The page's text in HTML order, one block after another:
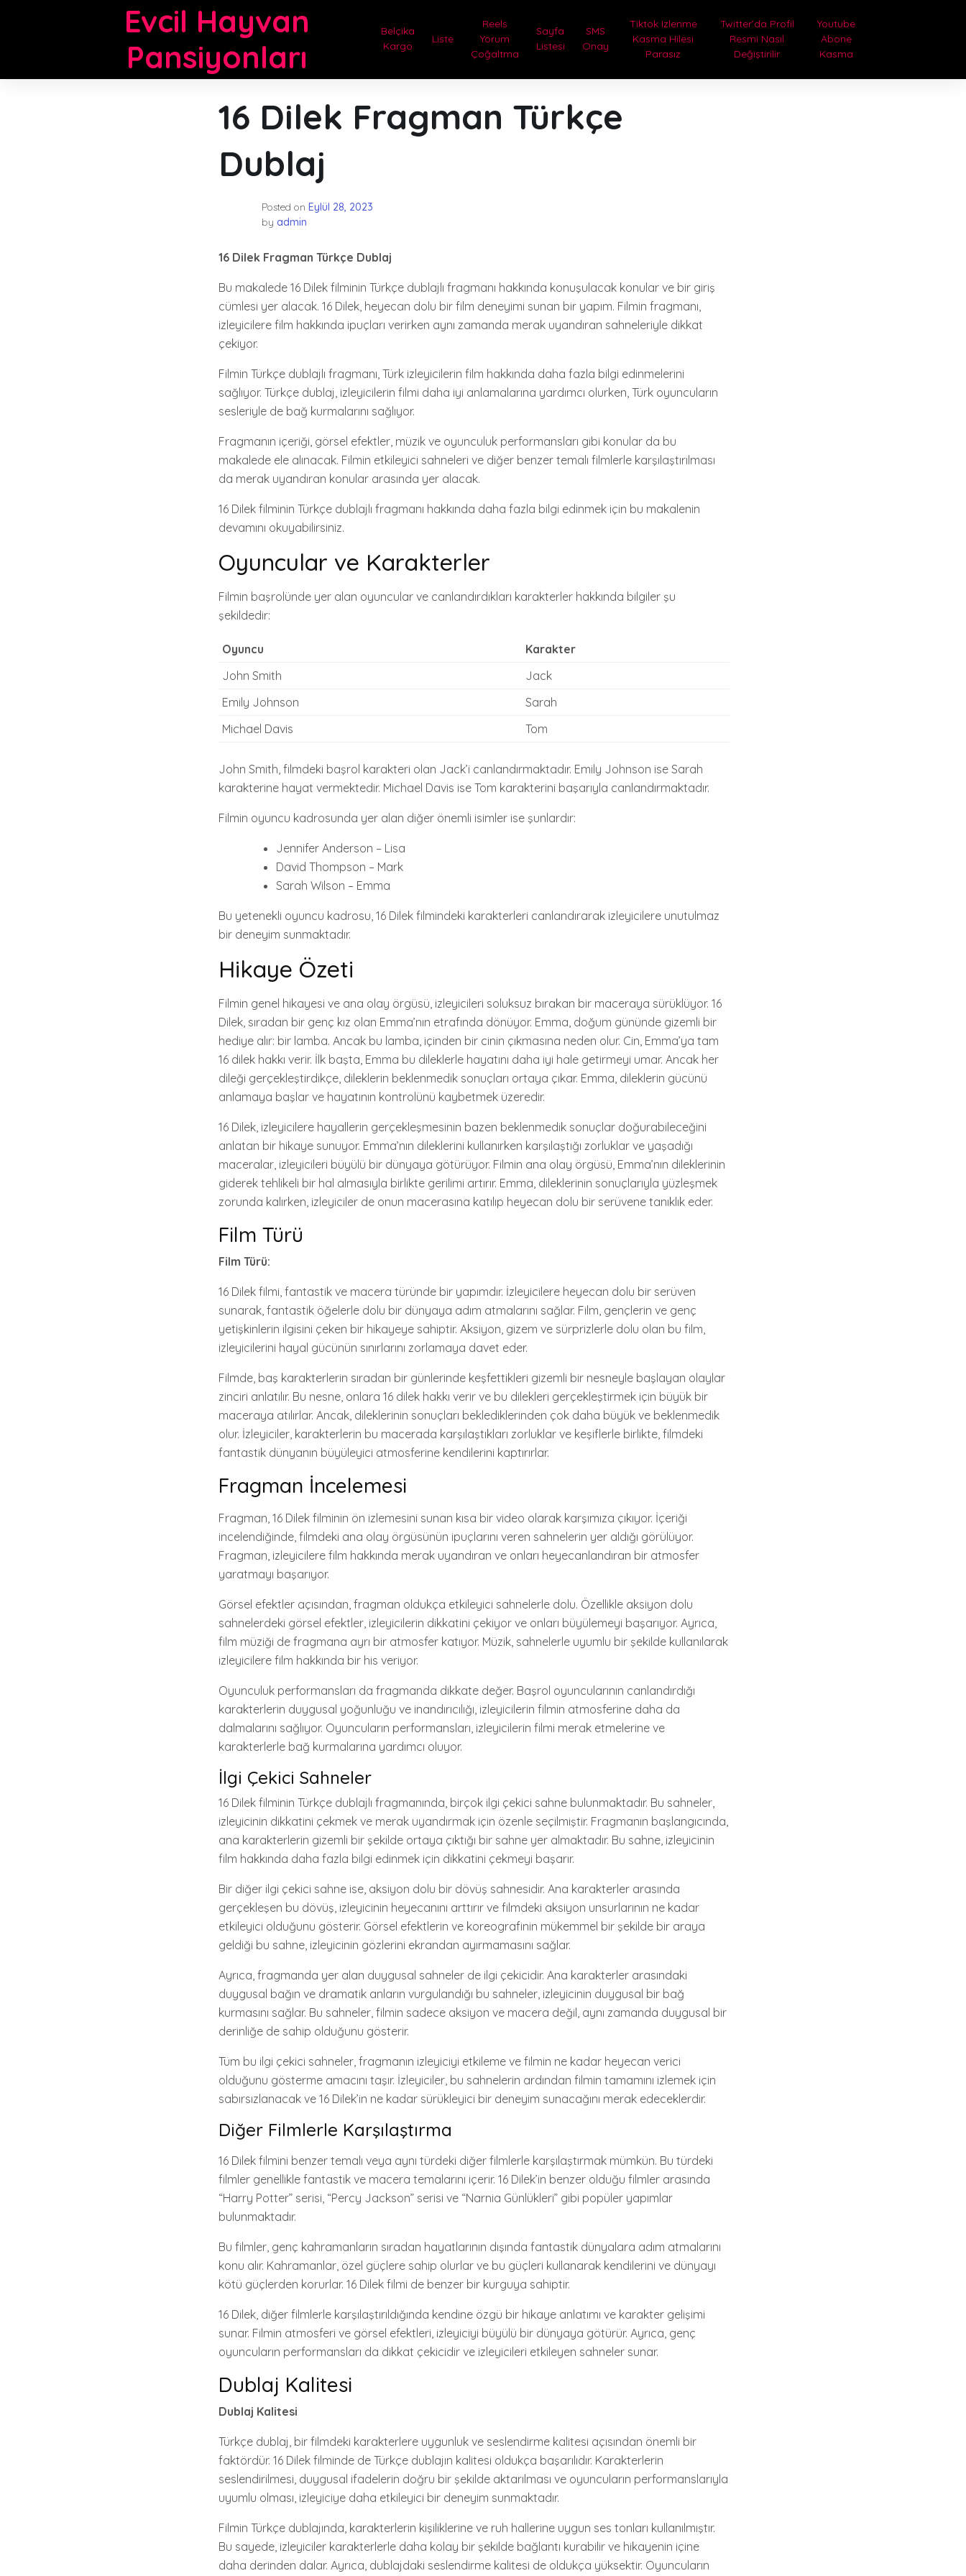
Evcil Hayvan
Pansiyonları
Belçika
Kargo
Liste
Reels
Yorum
Çoğaltma
Sayfa
Listesi
SMS
Onay
Tiktok Izlenme
Kasma Hilesi
Parasız
Twitter’da Profil
Resmi Nasıl
Değiştirilir
Youtube
Abone
Kasma
16 Dilek Fragman Türkçe
Dublaj
Posted on Eylül 28, 2023
by admin
16 Dilek Fragman Türkçe Dublaj
Bu makalede 16 Dilek filminin Türkçe dublajlı fragmanı hakkında konuşulacak konular ve bir giriş
cümlesi yer alacak. 16 Dilek, heyecan dolu bir film deneyimi sunan bir yapım. Filmin fragmanı,
izleyicilere film hakkında ipuçları verirken aynı zamanda merak uyandıran sahneleriyle dikkat
çekiyor.
Filmin Türkçe dublajlı fragmanı, Türk izleyicilerin film hakkında daha fazla bilgi edinmelerini
sağlıyor. Türkçe dublaj, izleyicilerin filmi daha iyi anlamalarına yardımcı olurken, Türk oyuncuların
sesleriyle de bağ kurmalarını sağlıyor.
Fragmanın içeriği, görsel efektler, müzik ve oyunculuk performansları gibi konular da bu
makalede ele alınacak. Filmin etkileyici sahneleri ve diğer benzer temalı filmlerle karşılaştırılması
da merak uyandıran konular arasında yer alacak.
16 Dilek filminin Türkçe dublajlı fragmanı hakkında daha fazla bilgi edinmek için bu makalenin
devamını okuyabilirsiniz.
Oyuncular ve Karakterler
Filmin başrolünde yer alan oyuncular ve canlandırdıkları karakterler hakkında bilgiler şu
şekildedir:
Oyuncu
Karakter
John Smith
Jack
Emily Johnson
Sarah
Michael Davis
Tom
John Smith, filmdeki başrol karakteri olan Jack’i canlandırmaktadır. Emily Johnson ise Sarah
karakterine hayat vermektedir. Michael Davis ise Tom karakterini başarıyla canlandırmaktadır.
Filmin oyuncu kadrosunda yer alan diğer önemli isimler ise şunlardır:
Jennifer Anderson – Lisa
David Thompson – Mark
Sarah Wilson – Emma
Bu yetenekli oyuncu kadrosu, 16 Dilek filmindeki karakterleri canlandırarak izleyicilere unutulmaz
bir deneyim sunmaktadır.
Hikaye Özeti
Filmin genel hikayesi ve ana olay örgüsü, izleyicileri soluksuz bırakan bir maceraya sürüklüyor. 16
Dilek, sıradan bir genç kız olan Emma’nın etrafında dönüyor. Emma, doğum gününde gizemli bir
hediye alır: bir lamba. Ancak bu lamba, içinden bir cinin çıkmasına neden olur. Cin, Emma’ya tam
16 dilek hakkı verir. İlk başta, Emma bu dileklerle hayatını daha iyi hale getirmeyi umar. Ancak her
dileği gerçekleştirdikçe, dileklerin beklenmedik sonuçları ortaya çıkar. Emma, dileklerin gücünü
anlamaya başlar ve hayatının kontrolünü kaybetmek üzeredir.
16 Dilek, izleyicilere hayallerin gerçekleşmesinin bazen beklenmedik sonuçlar doğurabileceğini
anlatan bir hikaye sunuyor. Emma’nın dileklerini kullanırken karşılaştığı zorluklar ve yaşadığı
maceralar, izleyicileri büyülü bir dünyaya götürüyor. Filmin ana olay örgüsü, Emma’nın dileklerinin
giderek tehlikeli bir hal almasıyla birlikte gerilimi artırır. Emma, dileklerinin sonuçlarıyla yüzleşmek
zorunda kalırken, izleyiciler de onun macerasına katılıp heyecan dolu bir serüvene tanıklık eder.
Film Türü
Film Türü:
16 Dilek filmi, fantastik ve macera türünde bir yapımdır. İzleyicilere heyecan dolu bir serüven
sunarak, fantastik öğelerle dolu bir dünyaya adım atmalarını sağlar. Film, gençlerin ve genç
yetişkinlerin ilgisini çeken bir hikayeye sahiptir. Aksiyon, gizem ve sürprizlerle dolu olan bu film,
izleyicilerini hayal gücünün sınırlarını zorlamaya davet eder.
Filmde, baş karakterlerin sıradan bir günlerinde keşfettikleri gizemli bir nesneyle başlayan olaylar
zinciri anlatılır. Bu nesne, onlara 16 dilek hakkı verir ve bu dilekleri gerçekleştirmek için büyük bir
maceraya atılırlar. Ancak, dileklerinin sonuçları beklediklerinden çok daha büyük ve beklenmedik
olur. İzleyiciler, karakterlerin bu macerada karşılaştıkları zorluklar ve keşiflerle birlikte, filmdeki
fantastik dünyanın büyüleyici atmosferine kendilerini kaptırırlar.
Fragman İncelemesi
Fragman, 16 Dilek filminin ön izlemesini sunan kısa bir video olarak karşımıza çıkıyor. İçeriği
incelendiğinde, filmdeki ana olay örgüsünün ipuçlarını veren sahnelerin yer aldığı görülüyor.
Fragman, izleyicilere film hakkında merak uyandıran ve onları heyecanlandıran bir atmosfer
yaratmayı başarıyor.
Görsel efektler açısından, fragman oldukça etkileyici sahnelerle dolu. Özellikle aksiyon dolu
sahnelerdeki görsel efektler, izleyicilerin dikkatini çekiyor ve onları büyülemeyi başarıyor. Ayrıca,
film müziği de fragmana ayrı bir atmosfer katıyor. Müzik, sahnelerle uyumlu bir şekilde kullanılarak
izleyicilere film hakkında bir his veriyor.
Oyunculuk performansları da fragmanda dikkate değer. Başrol oyuncularının canlandırdığı
karakterlerin duygusal yoğunluğu ve inandırıcılığı, izleyicilerin filmin atmosferine daha da
dalmalarını sağlıyor. Oyuncuların performansları, izleyicilerin filmi merak etmelerine ve
karakterlerle bağ kurmalarına yardımcı oluyor.
İlgi Çekici Sahneler
16 Dilek filminin Türkçe dublajlı fragmanında, birçok ilgi çekici sahne bulunmaktadır. Bu sahneler,
izleyicinin dikkatini çekmek ve merak uyandırmak için özenle seçilmiştir. Fragmanın başlangıcında,
ana karakterlerin gizemli bir şekilde ortaya çıktığı bir sahne yer almaktadır. Bu sahne, izleyicinin
film hakkında daha fazla bilgi edinmek için dikkatini çekmeyi başarır.
Bir diğer ilgi çekici sahne ise, aksiyon dolu bir dövüş sahnesidir. Ana karakterler arasında
gerçekleşen bu dövüş, izleyicinin heyecanını arttırır ve filmdeki aksiyon unsurlarının ne kadar
etkileyici olduğunu gösterir. Görsel efektlerin ve koreografinin mükemmel bir şekilde bir araya
geldiği bu sahne, izleyicinin gözlerini ekrandan ayırmamasını sağlar.
Ayrıca, fragmanda yer alan duygusal sahneler de ilgi çekicidir. Ana karakterler arasındaki
duygusal bağın ve dramatik anların vurgulandığı bu sahneler, izleyicinin duygusal bir bağ
kurmasını sağlar. Bu sahneler, filmin sadece aksiyon ve macera değil, aynı zamanda duygusal bir
derinliğe de sahip olduğunu gösterir.
Tüm bu ilgi çekici sahneler, fragmanın izleyiciyi etkileme ve filmin ne kadar heyecan verici
olduğunu gösterme amacını taşır. İzleyiciler, bu sahnelerin ardından filmin tamamını izlemek için
sabırsızlanacak ve 16 Dilek’in ne kadar sürükleyici bir deneyim sunacağını merak edeceklerdir.
Diğer Filmlerle Karşılaştırma
16 Dilek filmini benzer temalı veya aynı türdeki diğer filmlerle karşılaştırmak mümkün. Bu türdeki
filmler genellikle fantastik ve macera temalarını içerir. 16 Dilek’in benzer olduğu filmler arasında
“Harry Potter” serisi, “Percy Jackson” serisi ve “Narnia Günlükleri” gibi popüler yapımlar
bulunmaktadır.
Bu filmler, genç kahramanların sıradan hayatlarının dışında fantastik dünyalara adım atmalarını
konu alır. Kahramanlar, özel güçlere sahip olurlar ve bu güçleri kullanarak kendilerini ve dünyayı
kötü güçlerden korurlar. 16 Dilek filmi de benzer bir kurguya sahiptir.
16 Dilek, diğer filmlerle karşılaştırıldığında kendine özgü bir hikaye anlatımı ve karakter gelişimi
sunar. Filmin atmosferi ve görsel efektleri, izleyiciyi büyülü bir dünyaya götürür. Ayrıca, genç
oyuncuların performansları da dikkat çekicidir ve izleyicileri etkileyen sahneler sunar.
Dublaj Kalitesi
Dublaj Kalitesi
Türkçe dublaj, bir filmdeki karakterlere uygunluk ve seslendirme kalitesi açısından önemli bir
faktördür. 16 Dilek filminde de Türkçe dublajın kalitesi oldukça başarılıdır. Karakterlerin
seslendirilmesi, duygusal ifadelerin doğru bir şekilde aktarılması ve oyuncuların performanslarıyla
uyumlu olması, izleyiciye daha etkileyici bir deneyim sunmaktadır.
Filmin Türkçe dublajında, karakterlerin kişiliklerine ve ruh hallerine uygun ses tonları kullanılmıştır.
Bu sayede, izleyiciler karakterlerle daha kolay bir şekilde bağlantı kurabilir ve hikayenin içine
daha derinden dalar. Ayrıca, dublajdaki seslendirme kalitesi de oldukça yüksektir. Oyuncuların